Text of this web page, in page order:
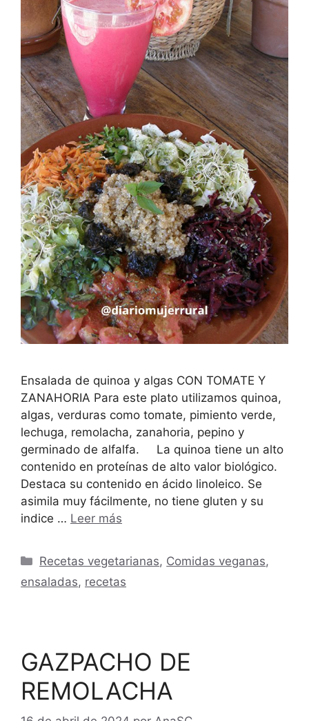
Ensalada de quinoa y algas CON TOMATE Y
ZANAHORIA Para este plato utilizamos quinoa,
algas, verduras como tomate, pimiento verde,
lechuga, remolacha, zanahoria, pepino y
germinado de alfalfa. La quinoa tiene un alto
contenido en proteínas de alto valor biológico.
Destaca su contenido en ácido linoleico. Se
asimila muy fácilmente, no tiene gluten y su
indice … Leer más
Categorías
Recetas vegetarianas, Comidas veganas,
ensaladas, recetas
GAZPACHO DE
REMOLACHA